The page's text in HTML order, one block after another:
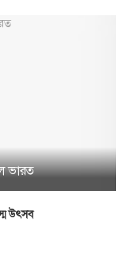
ভারত
উৎসব